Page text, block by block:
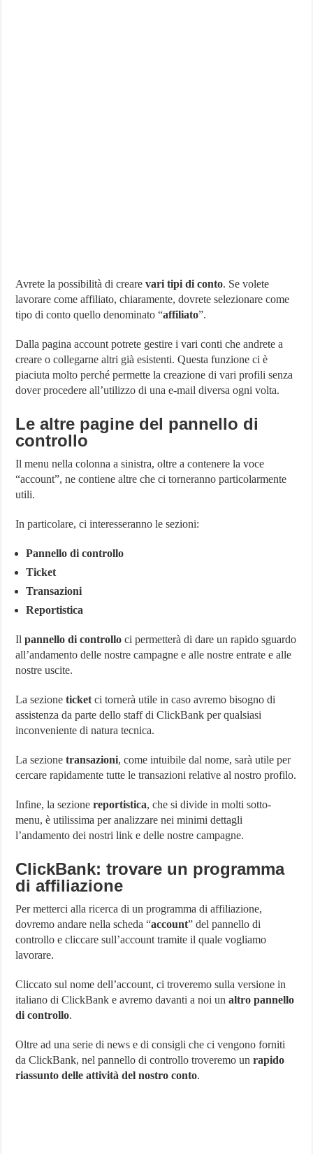
Avrete la possibilità di crearevari tipi di conto. Se volete
lavorare come affiliato, chiaramente, dovrete selezionare come
tipo di conto quello denominato “affiliato”.
Dalla pagina account potrete gestire i vari conti che andrete a
creare o collegarne altri già esistenti. Questa funzione ci è
piaciuta molto perché permette la creazione di vari profili senza
dover procedere all’utilizzo di una e-mail diversa ogni volta.
Le altre pagine del pannello di
controllo
Il menu nella colonna a sinistra, oltre a contenere la voce
“account”, ne contiene altre che ci torneranno particolarmente
utili.
In particolare, ci interesseranno le sezioni:
Pannello di controllo
Ticket
Transazioni
Reportistica
Ilpannello di controllo ci permetterà di dare un rapido sguardo
all’andamento delle nostre campagne e alle nostre entrate e alle
nostre uscite.
La sezioneticketci tornerà utile in caso avremo bisogno di
assistenza da parte dello staff di ClickBank per qualsiasi
inconveniente di natura tecnica.
La sezionetransazioni, come intuibile dal nome, sarà utile per
cercare rapidamente tutte le transazioni relative al nostro profilo.
Infine, la sezionereportistica, che si divide in molti sotto-
menu, è utilissima per analizzare nei minimi dettagli
l’andamento dei nostri link e delle nostre campagne.
ClickBank: trovare un programma
di affiliazione
Per metterci alla ricerca di un programma di affiliazione,
dovremo andare nella scheda “account” del pannello di
controllo e cliccare sull’account tramite il quale vogliamo
lavorare.
Cliccato sul nome dell’account, ci troveremo sulla versione in
italiano di ClickBank e avremo davanti a noi unaltro pannello
di controllo.
Oltre ad una serie di news e di consigli che ci vengono forniti
da ClickBank, nel pannello di controllo troveremo unrapido
riassunto delle attività del nostro conto.